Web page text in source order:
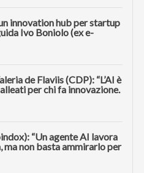
innovation hub per startup
Ivo Boniolo (ex e-
de Flaviis (CDP): “L’AI è
per chi fa innovazione.
“Un agente AI lavora
ma non basta ammirarlo per